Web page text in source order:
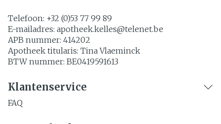
Telefoon: +32 (0)53 77 99 89
E-mailadres: apotheek.kelles@telenet.be
APB nummer: 414202
Apotheek titularis: Tina Vlaeminck
BTW nummer: BE0419591613
Klantenservice
FAQ